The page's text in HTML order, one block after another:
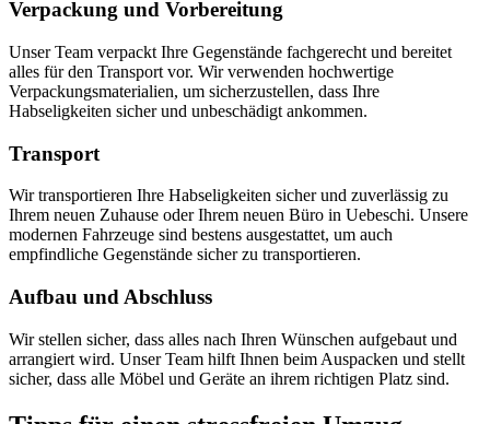
Verpackung und Vorbereitung
Unser Team verpackt Ihre Gegenstände fachgerecht und bereitet
alles für den Transport vor. Wir verwenden hochwertige
Verpackungsmaterialien, um sicherzustellen, dass Ihre
Habseligkeiten sicher und unbeschädigt ankommen.
Transport
Wir transportieren Ihre Habseligkeiten sicher und zuverlässig zu
Ihrem neuen Zuhause oder Ihrem neuen Büro in Uebeschi. Unsere
modernen Fahrzeuge sind bestens ausgestattet, um auch
empfindliche Gegenstände sicher zu transportieren.
Aufbau und Abschluss
Wir stellen sicher, dass alles nach Ihren Wünschen aufgebaut und
arrangiert wird. Unser Team hilft Ihnen beim Auspacken und stellt
sicher, dass alle Möbel und Geräte an ihrem richtigen Platz sind.